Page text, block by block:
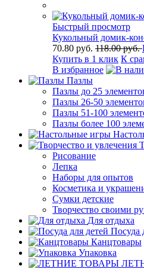
Быстрый просмотр
Кукольный домик-
70.80 руб. 118.00 руб.
Купить в 1 клик К
В избранное
Пазлы
Пазлы до 25
Пазлы 26-50
Пазлы 51-100
Пазлы более 100
Рисование
Лепка
Наборы для опытов
Косметика и
Сумки детские
Творчество своими
Для отдыха
Посуда
Канцтовары
Упаковка